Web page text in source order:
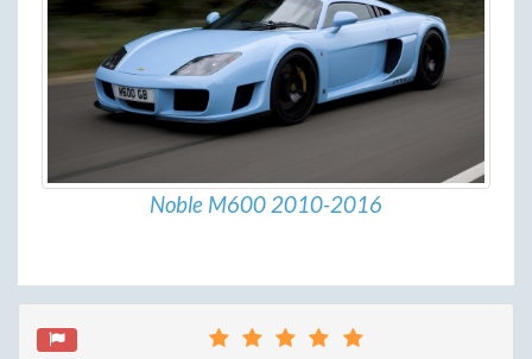
Noble M600 2010-2016